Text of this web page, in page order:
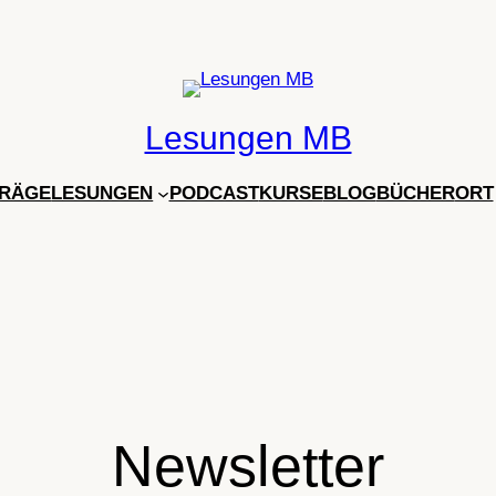
Lesungen MB
LESUNGEN PODCASTKURSEBLOGBÜCHERORT
Newsletter